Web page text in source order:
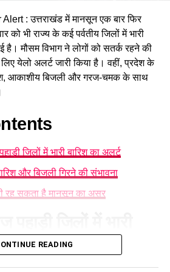
बढ़ोतरी जैसी परिस्थितियां पैदा हो
पर सफर करने वाले लोगों को विशेष सावधानी
: उत्तराखंड में मानसून एक बार फिर
को भी राज्य के कई पर्वतीय जिलों में भारी
है। मौसम विभाग ने लोगों को सतर्क रहने की
येलो अलर्ट जारी किया है। वहीं, प्रदेश के
आकाशीय बिजली और गरज-चमक के साथ
जिलों में भारी बारिश का अलर्ट
और बिजली गिरने की संभावना
रह सकता है मानसून का असर
READING